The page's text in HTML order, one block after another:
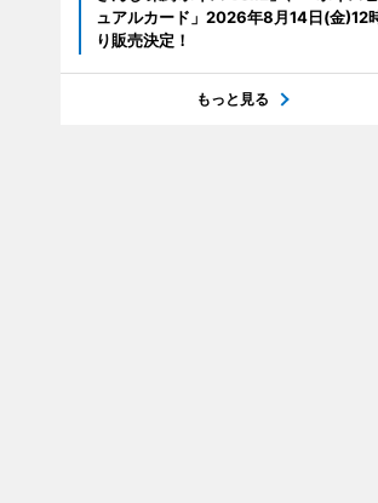
ュアルカード」2026年8月14日(金)12
り販売決定！
もっと見る